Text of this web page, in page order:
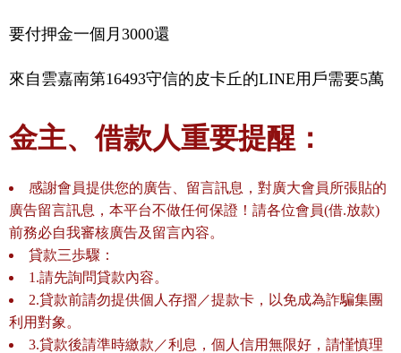
要付押金一個月3000還
來自雲嘉南第16493守信的皮卡丘的LINE用戶需要5萬
金主、借款人重要提醒：
感謝會員提供您的廣告、留言訊息，對廣大會員所張貼的
廣告留言訊息，本平台不做任何保證！請各位會員(借.放款)
前務必自我審核廣告及留言內容。
貸款三歩驟：
1.請先詢問貸款內容。
2.貸款前請勿提供個人存摺／提款卡，以免成為詐騙集團
利用對象。
3.貸款後請準時繳款／利息，個人信用無限好，請慬慎理